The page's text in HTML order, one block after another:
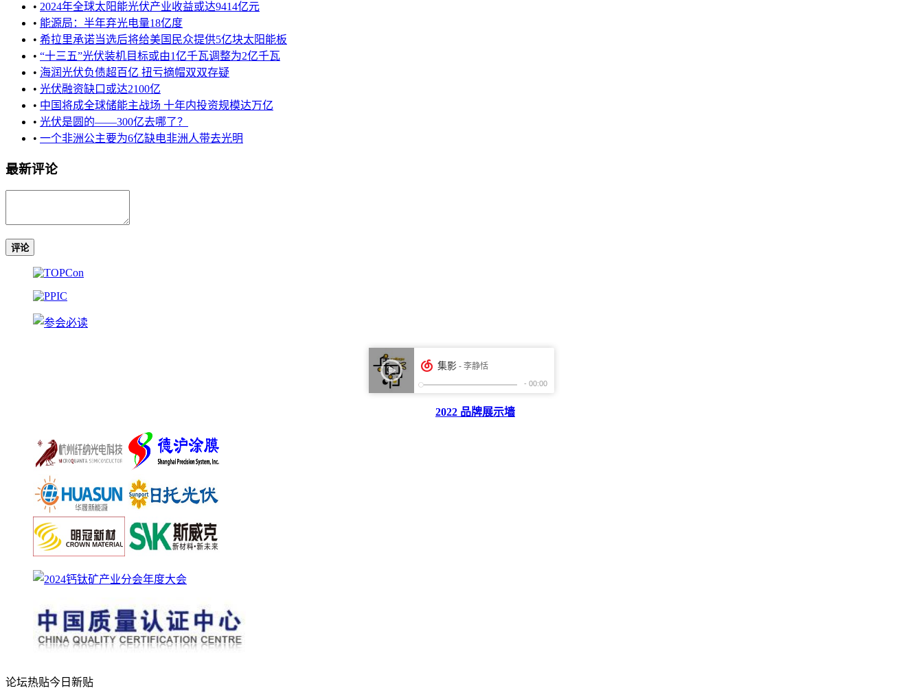
• 2024年全球太阳能光伏产业收益或达9414亿元
• 能源局：半年弃光电量18亿度
• 希拉里承诺当选后将给美国民众提供5亿块太阳能板
• “十三五”光伏装机目标或由1亿千瓦调整为2亿千瓦
• 海润光伏负债超百亿 扭亏摘帽双双存疑
• 光伏融资缺口或达2100亿
• 中国将成全球储能主战场 十年内投资规模达万亿
• 光伏是圆的——300亿去哪了？
• 一个非洲公主要为6亿缺电非洲人带去光明
最新评论
评论
2022 品牌展示墙
论坛热贴今日新贴